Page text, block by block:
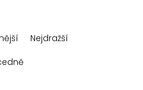
Nejdražší